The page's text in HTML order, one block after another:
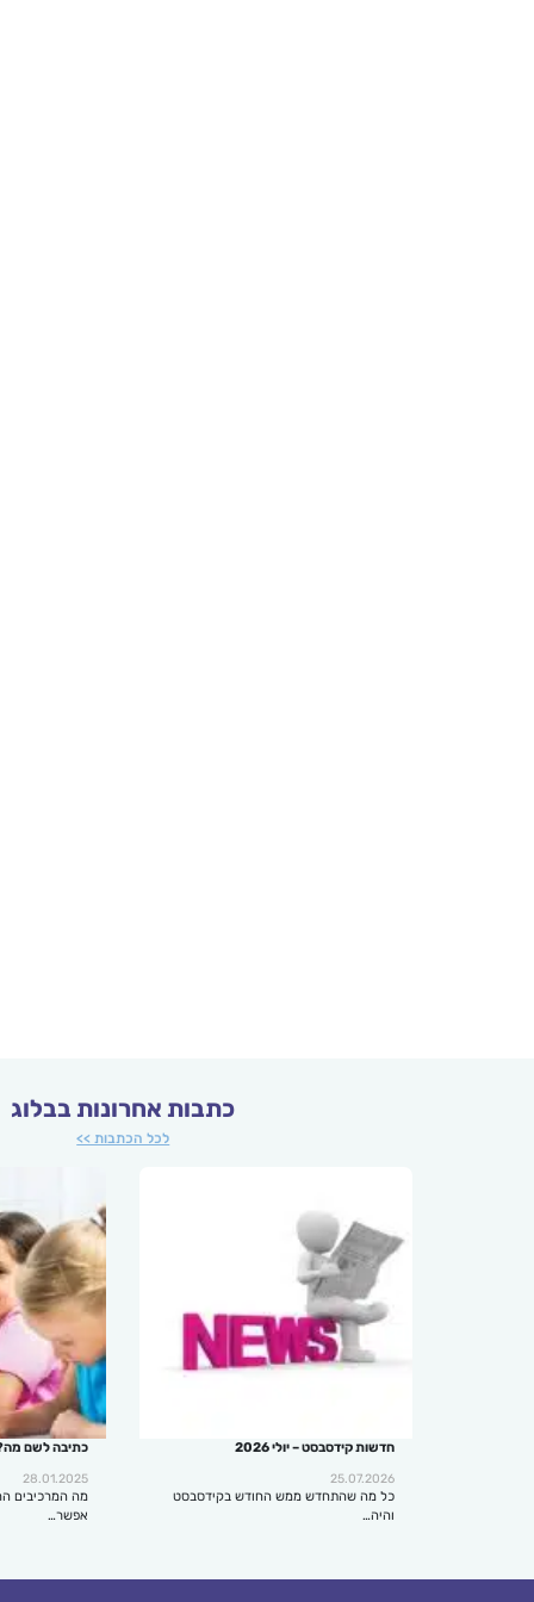
כתבות אחרונות בבלוג
לכל הכתבות >>
חדשות קידסבסט – יולי 2026
25.07.2026
כל מה שהתחדש ממש החודש בקידסבסט
והיה…
כתיבה לשם
28.01.2025
מה המרכיבים
אפשר…